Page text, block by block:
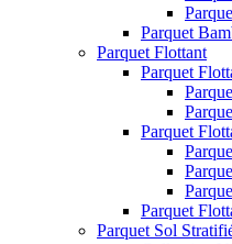
Parquet
Parquet Flottant
Parquet
Parquet
Parquet
Parquet Sol